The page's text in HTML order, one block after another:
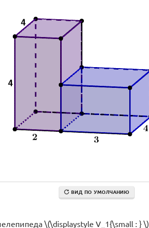
ВИД ПО УМОЛЧАНИЮ
\(\displaystyle V_1{\small : } \)